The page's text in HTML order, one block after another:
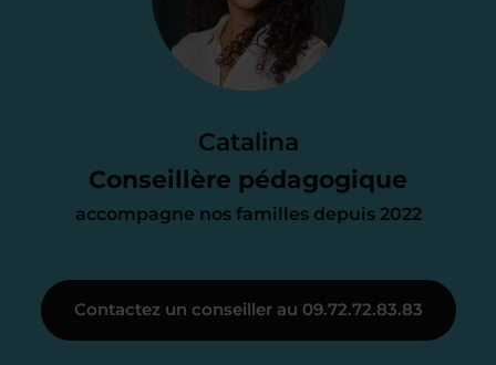
Catalina
Conseillère pédagogique
accompagne nos familles depuis 2022
d’accompagnement
parfait. À partir de maintenant nous
nous occupons de tout.
Je vous présente votre
Contactez un conseiller au 09.72.72.83.83